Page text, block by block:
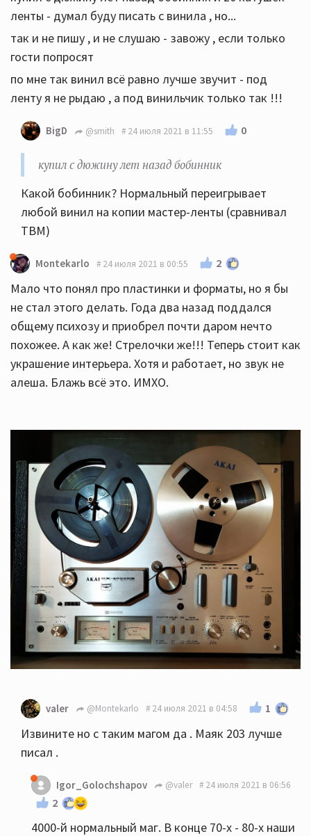
ленты - думал буду писать с винила , но...
так и не пишу , и не слушаю - завожу , если только
гости попросят
по мне так винил всё равно лучше звучит - под
ленту я не рыдаю , а под винильчик только так !!!
BigD @smith 24 июля 2021 в 11:55 0
купил с дюжину лет назад бобинник
Какой бобинник? Нормальный переигрывает
любой винил на копии мастер-ленты (сравнивал
TBM)
Montekarlo 24 июля 2021 в 00:55 2
Мало что понял про пластинки и форматы, но я бы
не стал этого делать. Года два назад поддался
общему психозу и приобрел почти даром нечто
похожее. А как же! Стрелочки же!!! Теперь стоит как
украшение интерьера. Хотя и работает, но звук не
алеша. Блажь всё это. ИМХО.
valer @Montekarlo 24 июля 2021 в 04:58 1
Извините но с таким магом да . Маяк 203 лучше
писал .
Igor_Golochshapov @valer 24 июля 2021 в 06:56
2
4000-й нормальный маг. В конце 70-х - 80-х наши